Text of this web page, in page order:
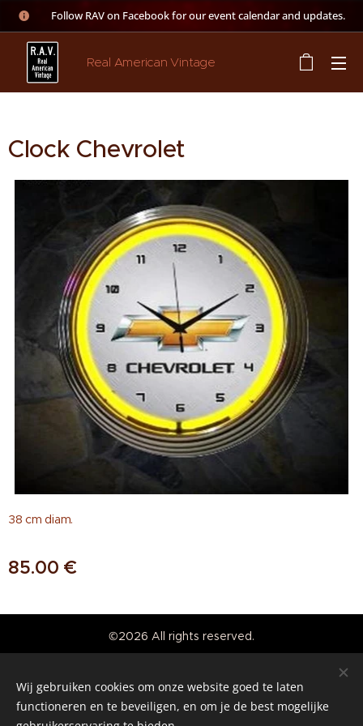
👉 Follow RAV on Facebook for our event calendar and updates.
Real American Vintage
Clock Chevrolet
38 cm diam.
85.00 €
©2026 All rights reserved.
Cookies
Wij gebruiken cookies om onze website goed te laten
functioneren en te beveiligen, en om je de best mogelijke